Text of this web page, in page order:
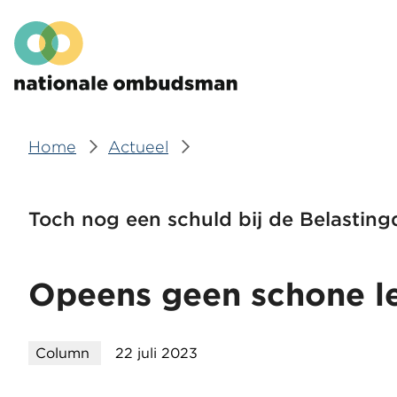
en
naar
de
Hoofdmenu
Home Actueel
Opeens geen schone
Toch nog een schuld bij de
Column 22 juli 2023